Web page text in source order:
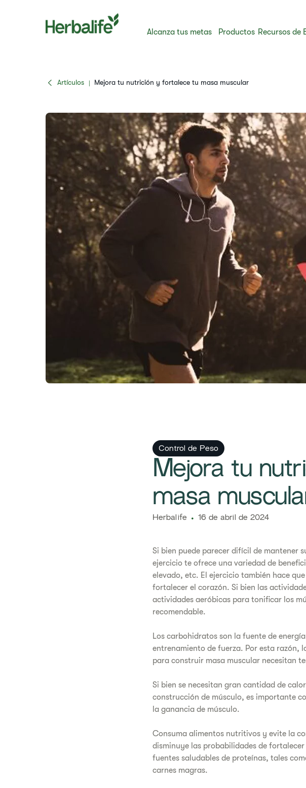
Alcanza tus metas Productos Recursos de
Artículos | Mejora tu nutrición y fortalece tu masa muscular
Control de Peso
Mejora tu
masa
Herbalife 16 de abril de 2024
Si bien puede parecer difícil de mantener
ejercicio te ofrece una variedad de
elevado, etc. El ejercicio también hace
fortalecer el corazón. Si bien las
actividades aeróbicas para tonificar los
recomendable.
Los carbohidratos son la fuente de
entrenamiento de fuerza. Por esta razón,
para construir masa muscular necesitan
Si bien se necesitan gran cantidad de
construcción de músculo, es importante
la ganancia de músculo.
Consuma alimentos nutritivos y evite la
disminuye las probabilidades de
fuentes saludables de proteínas, tales
carnes magras.